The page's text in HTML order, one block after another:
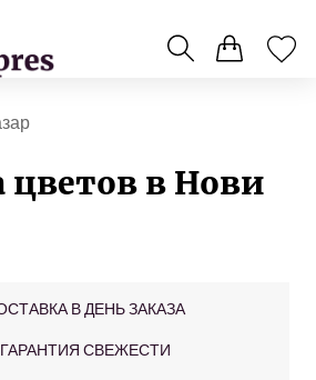
цветов в Нови
В ДЕНЬ ЗАКАЗА
ГАРАНТИЯ СВЕЖЕСТИ